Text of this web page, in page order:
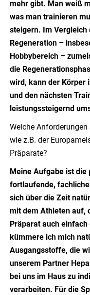
mehr gibt. Man weiß
was man trainieren
steigern. Im Vergleich
Regeneration –
Hobbybereich –
die
wird, kann der Körper
und den nächsten
leistungssteigernd
Welche
wie z.B. der
Präparate?
Meine Aufgabe ist die
fortlaufende,
sich über die Zeit
mit dem Athleten auf,
Präparat auch
kümmere ich mich
Ausgangsstoffe, die
unserem Partner
bei uns im Haus zu
verarbeiten. Für die